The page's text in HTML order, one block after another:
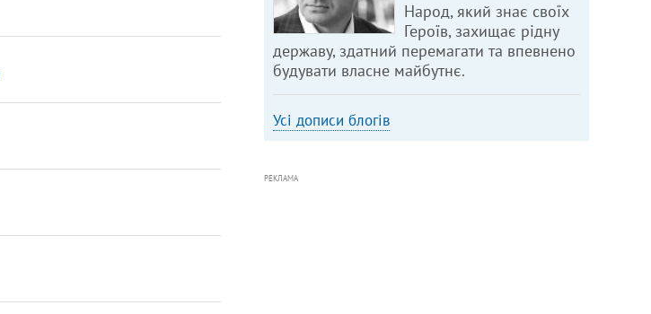
Народ, який знає своїх
Героїв, захищає рідну
державу, здатний перемагати та впевнено
будувати власне майбутнє.
Усі дописи блогів
РЕКЛАМА